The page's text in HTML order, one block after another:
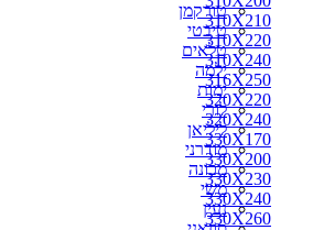
טורקמן
טיבטי
טלאים
ילמה
ימות
לורי
ליליאן
מודרני
מכונה
משי
נעין
310X210
310X220
310X240
316X250
320X220
320X240
330X170
330X200
330X230
330X240
330X260
310X210
350X250